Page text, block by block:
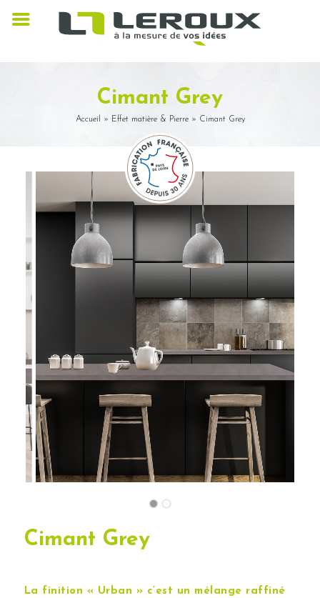
Cimant Grey
Accueil » Effet matière & Pierre» Cimant Grey
Cimant Grey
La finition « Urban » c’est un mélange raffiné